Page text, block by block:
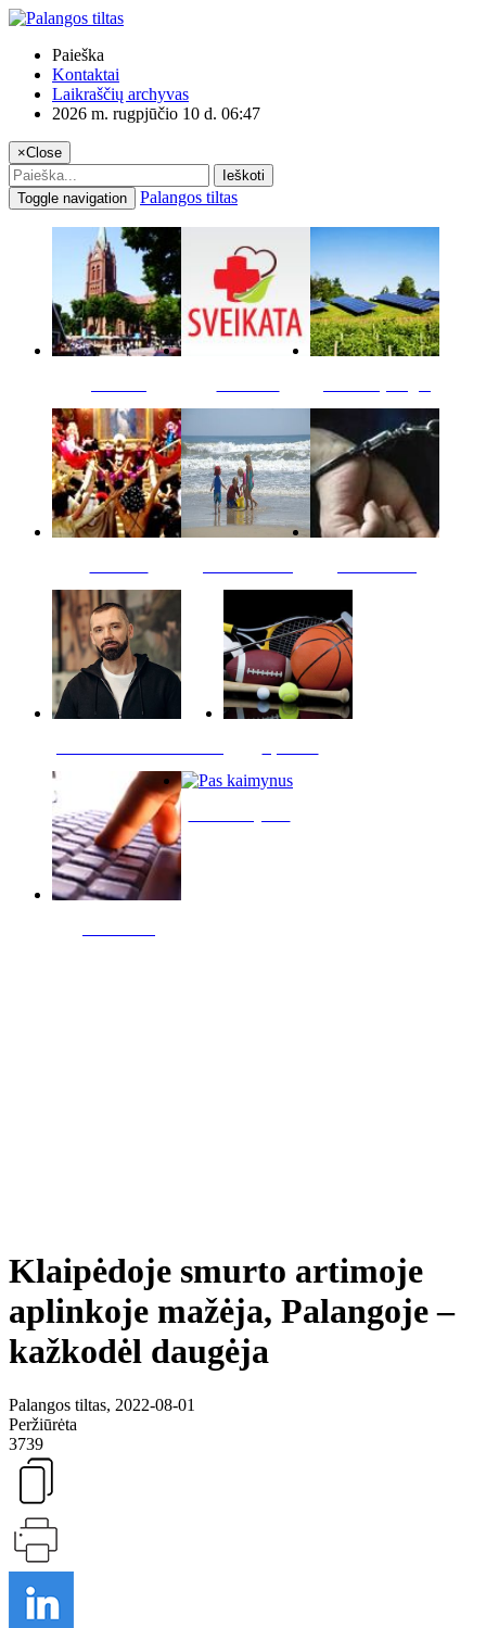
Paieška
Kontaktai
Laikraščių archyvas
2026 m. rugpjūčio 10 d. 06:47
×Close
Ieškoti
Toggle navigation
Palangos tiltas
Klaipėdoje smurto artimoje
aplinkoje mažėja, Palangoje –
kažkodėl daugėja
Palangos tiltas, 2022-08-01
Peržiūrėta
3739